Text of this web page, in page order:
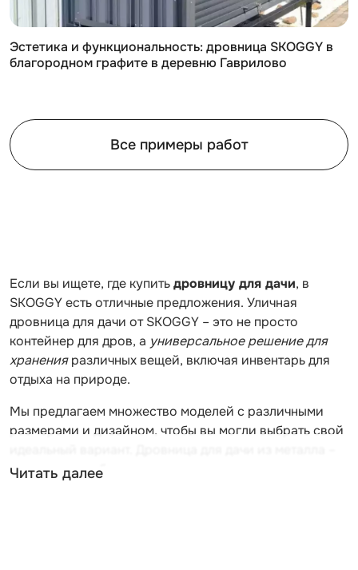
Эстетика и функциональность: дровница SKOGGY в
благородном графите в деревню Гаврилово
Все примеры работ
Если вы ищете, где купитьдровницу для дачи, в
SKOGGY есть отличные предложения. Уличная
дровница для дачи от SKOGGY – это не просто
контейнер для дров, а универсальное решение для
храненияразличных вещей, включая инвентарь для
отдыха на природе.
Мы предлагаем множество моделей с различными
размерами и дизайном, чтобы вы могли выбрать свой
надежное, удобное и при этом компактное
Читать далее